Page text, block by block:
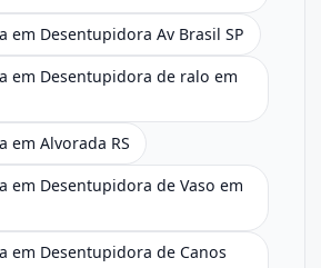
em Desentupidora Av Brasil SP
em Desentupidora de ralo em
em Alvorada RS
em Desentupidora de Vaso em
em Desentupidora de Canos